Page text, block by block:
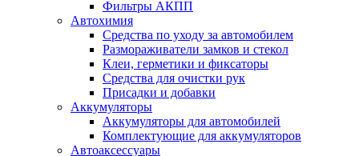
Фильтры АКПП
Автохимия
Средства по уходу за автомобилем
Размораживатели замков и стекол
Клеи, герметики и фиксаторы
Средства для очистки рук
Присадки и добавки
Аккумуляторы
Аккумуляторы для автомобилей
Комплектующие для аккумуляторов
Автоаксессуары